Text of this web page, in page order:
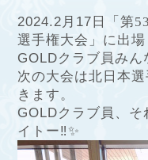
2024.2月17日「第53
選手権大会」に出場
GOLDクラブ員みん
次の大会は北日本
きます。
GOLDクラブ員、
イトー‼︎✨